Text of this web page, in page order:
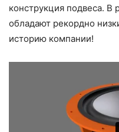
конструкция подвеса. В
обладают рекордно
историю компании!